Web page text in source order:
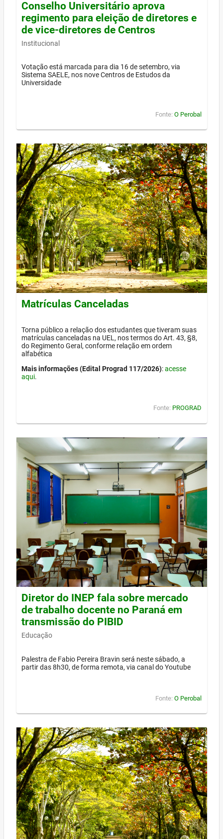
Conselho Universitário aprova
regimento para eleição de diretores e
de vice-diretores de Centros
Institucional
Votação está marcada para dia 16 de setembro, via
Sistema SAELE, nos nove Centros de Estudos da
Universidade
Fonte: O Perobal
Matrículas Canceladas
Torna público a relação dos estudantes que tiveram suas
matrículas canceladas na UEL, nos termos do Art. 43, §8,
do Regimento Geral, conforme relação em ordem
alfabética
Mais informações (Edital Prograd 117/2026):acesse
aqui.
Fonte: PROGRAD
Diretor do INEP fala sobre mercado
de trabalho docente no Paraná em
transmissão do PIBID
Educação
Palestra de Fabio Pereira Bravin será neste sábado, a
partir das 8h30, de forma remota, via canal do Youtube
Fonte: O Perobal